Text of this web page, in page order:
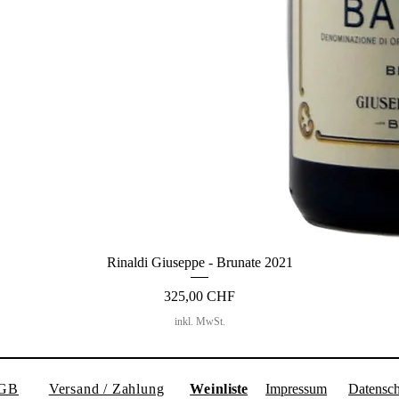
Rinaldi Giuseppe - Brunate 2021
Preis
325,00 CHF
inkl. MwSt.
Versand / Zahlung Weinliste Impressum